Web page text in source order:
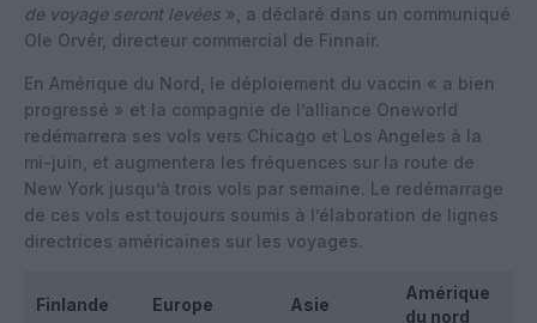
de voyage seront levées », a déclaré dans un communiqué
Ole Orvér, directeur commercial de Finnair.
En Amérique du Nord, le déploiement du vaccin « a bien
progressé » et la compagnie de l’alliance Oneworld
redémarrera ses vols vers Chicago et Los Angeles à la
mi-juin, et augmentera les fréquences sur la route de
New York jusqu’à trois vols par semaine. Le redémarrage
de ces vols est toujours soumis à l’élaboration de lignes
directrices américaines sur les voyages.
Finlande Europe Asie
Amérique
du nord